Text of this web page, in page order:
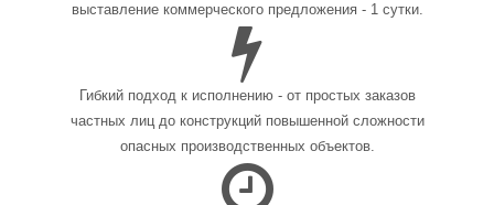
выставление коммерческого предложения - 1 сутки.
Гибкий подход к исполнению - от простых заказов
частных лиц до конструкций повышенной сложности
опасных производственных объектов.